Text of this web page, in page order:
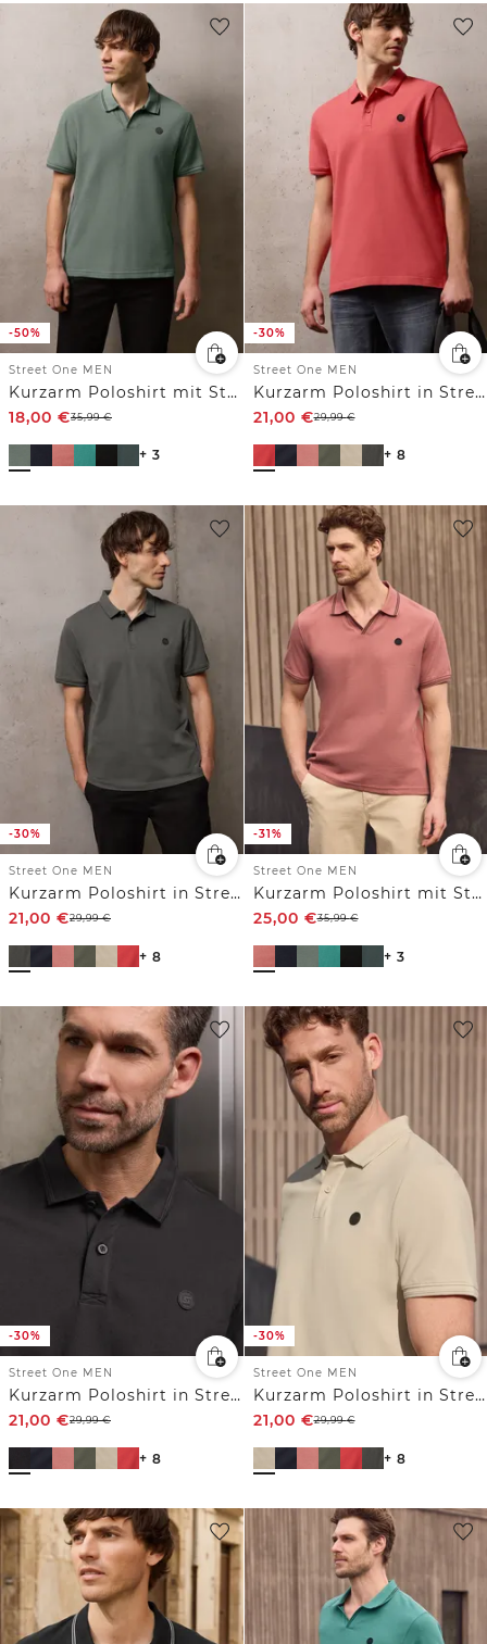
-50%
Street One MEN
Kurzarm Poloshirt mit Struktur
18,00 €35,99€
+ 3
-30%
Street One MEN
Kurzarm Poloshirt in Stretchqualität
21,00 €29,99€
+ 8
-30%
Street One MEN
Kurzarm Poloshirt in Stretchqualität
21,00 €29,99€
+ 8
-31%
Street One MEN
Kurzarm Poloshirt mit Struktur
25,00 €35,99€
+ 3
-30%
Street One MEN
Kurzarm Poloshirt in Stretchqualität
21,00 €29,99€
+ 8
-30%
Street One MEN
Kurzarm Poloshirt in Stretchqualität
21,00 €29,99€
+ 8